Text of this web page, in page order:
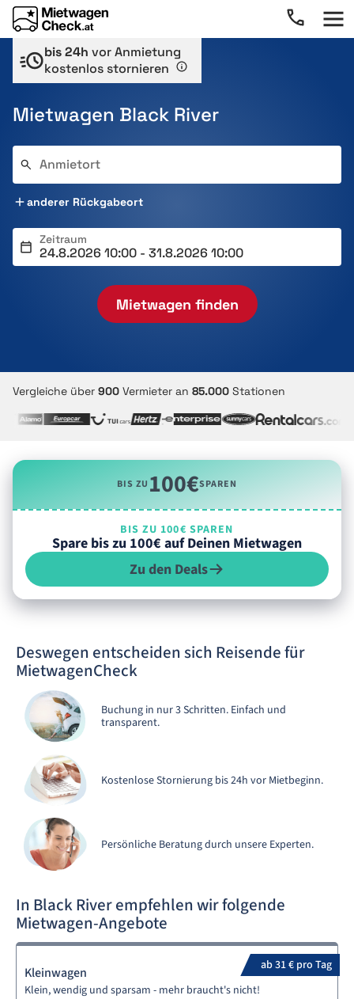
bis 24h vor Anmietung
kostenlos stornieren
Mietwagen Black River
Anmietort
anderer Rückgabeort
Zeitraum
Mietwagen finden
Vergleiche über 900 Vermieter an 85.000 Stationen
BIS ZU100€SPAREN
BIS ZU 100€ SPAREN
Spare bis zu 100€ auf Deinen Mietwagen
Zu den Deals
Deswegen entscheiden sich Reisende für
MietwagenCheck
Buchung in nur 3 Schritten. Einfach und
transparent.
Kostenlose Stornierung bis 24h vor Mietbeginn.
Persönliche Beratung durch unsere Experten.
In Black River empfehlen wir folgende
Mietwagen-Angebote
ab 31 € pro Tag
Kleinwagen
Klein, wendig und sparsam - mehr braucht's nicht!